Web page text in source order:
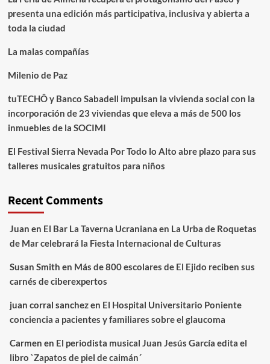
presenta una edición más participativa, inclusiva y abierta a
toda la ciudad
La malas compañías
Milenio de Paz
tuTECHÔ y Banco Sabadell impulsan la vivienda social con la
incorporación de 23 viviendas que eleva a más de 500 los
inmuebles de la SOCIMI
El Festival Sierra Nevada Por Todo lo Alto abre plazo para sus
talleres musicales gratuitos para niños
Recent Comments
Juan en El Bar La Taverna Ucraniana en La Urba de Roquetas
de Mar celebrará la Fiesta Internacional de Culturas
Susan Smith en Más de 800 escolares de El Ejido reciben sus
carnés de ciberexpertos
juan corral sanchezen El Hospital Universitario Poniente
conciencia a pacientes y familiares sobre el glaucoma
Carmen en El periodista musical Juan Jesús García edita el
libro `Zapatos de piel de caimán´